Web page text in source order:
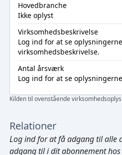
Hovedbranche
Ikke oplyst
Virksomhedsbeskrivelse
Log ind for at se
virksomhedsbeskrivelse.
Antal årsværk
Log ind for at se
Kilden til ovenstående
Relationer
Log indfor at få adgang til alle
adgang til i dit abonnement